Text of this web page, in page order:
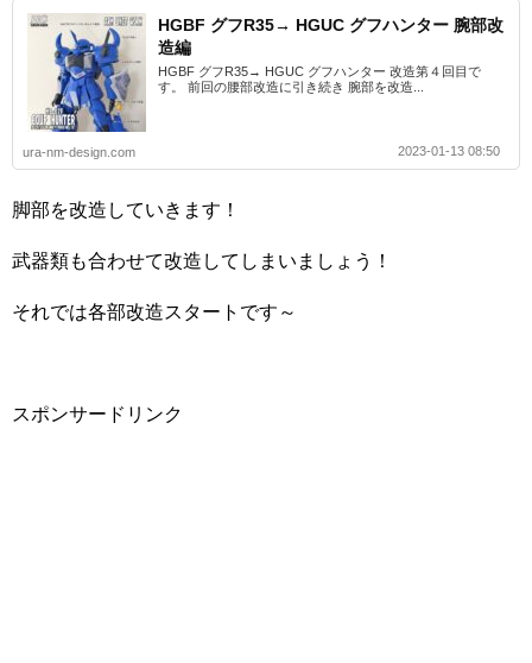
HGBF グフR35→ HGUC グフハンター 腕部改
造編
HGBF グフR35→ HGUC グフハンター 改造第４回目で
す。 前回の腰部改造に引き続き 腕部を改造...
ura-nm-design.com 2023-01-13 08:50
脚部を改造していきます！
武器類も合わせて改造してしまいましょう！
それでは各部改造スタートです～
スポンサードリンク